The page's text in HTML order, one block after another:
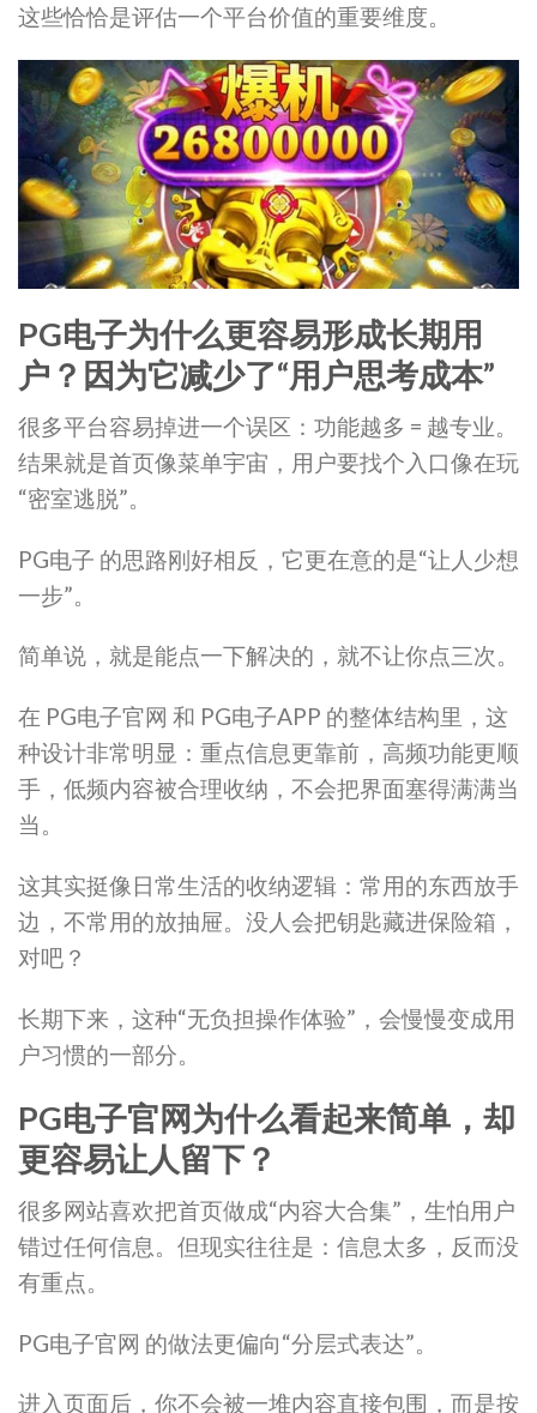
这些恰恰是评估一个平台价值的重要维度。
PG电子为什么更容易形成长期用
户？因为它减少了“用户思考成本”
很多平台容易掉进一个误区：功能越多 = 越专业。
结果就是首页像菜单宇宙，用户要找个入口像在玩
“密室逃脱”。
PG电子 的思路刚好相反，它更在意的是“让人少想
一步”。
简单说，就是能点一下解决的，就不让你点三次。
在 PG电子官网 和 PG电子APP 的整体结构里，这
种设计非常明显：重点信息更靠前，高频功能更顺
手，低频内容被合理收纳，不会把界面塞得满满当
当。
这其实挺像日常生活的收纳逻辑：常用的东西放手
边，不常用的放抽屉。没人会把钥匙藏进保险箱，
对吧？
长期下来，这种“无负担操作体验”，会慢慢变成用
户习惯的一部分。
PG电子官网为什么看起来简单，却
更容易让人留下？
很多网站喜欢把首页做成“内容大合集”，生怕用户
错过任何信息。但现实往往是：信息太多，反而没
有重点。
PG电子官网 的做法更偏向“分层式表达”。
进入页面后，你不会被一堆内容直接包围，而是按